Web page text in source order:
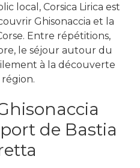
local, Corsica Lirica est
Ghisonaccia et la
Entre répétitions,
le séjour autour du
à la découverte
de Bastia